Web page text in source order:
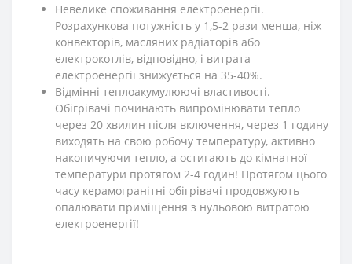
Невелике споживання електроенергії.
Розрахункова потужність у 1,5-2 рази менша, ніж
конвекторів, масляних радіаторів або
електрокотлів, відповідно, і витрата
електроенергії знижується на 35-40%.
Відмінні теплоакумулюючі властивості.
Обігрівачі починають випромінювати тепло
через 20 хвилин після включення, через 1 годину
виходять на свою робочу температуру, активно
накопичуючи тепло, а остигають до кімнатної
температури протягом 2-4 годин! Протягом цього
часу керамогранітні обігрівачі продовжують
опалювати приміщення з нульовою витратою
електроенергії!